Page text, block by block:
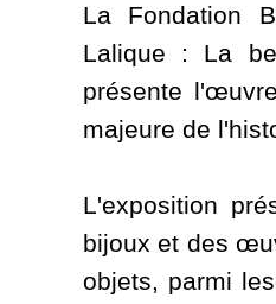
La Fondation
Lalique : La
présente
majeure de
L'exposition
bijoux et des
objets, parmi